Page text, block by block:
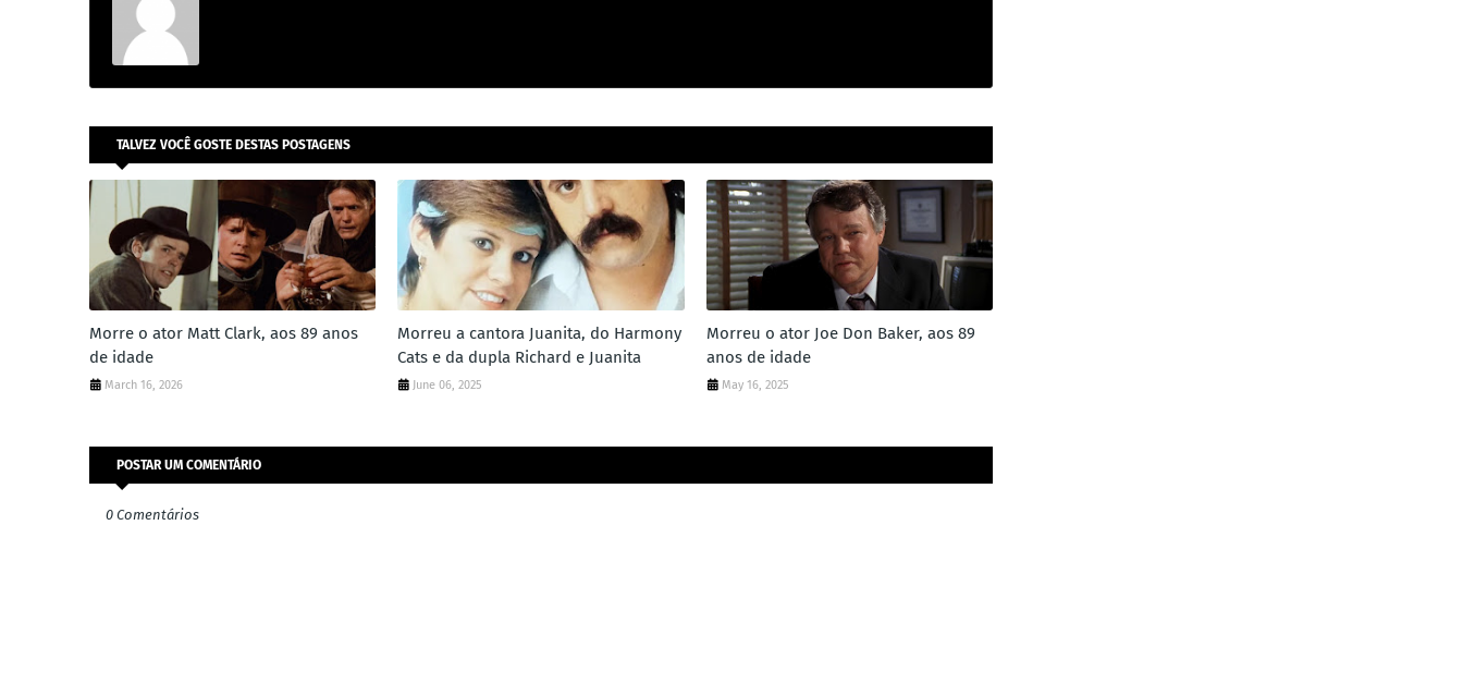
TALVEZ VOCÊ GOSTE DESTAS POSTAGENS
Morre o ator Matt Clark, aos 89 anos
de idade
March 16, 2026
Morreu a cantora Juanita, do Harmony
Cats e da dupla Richard e Juanita
June 06, 2025
Morreu o ator Joe Don Baker, aos 89
anos de idade
May 16, 2025
POSTAR UM COMENTÁRIO
0 Comentários